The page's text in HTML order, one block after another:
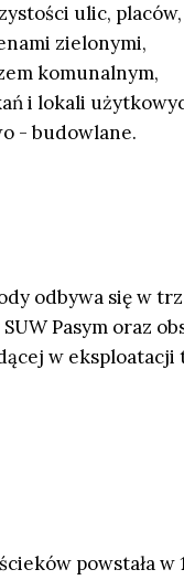
powstała w
się w
Pasym oraz
w eksploatacji
ulic,
zielonymi,
komunalnym,
i lokali
- budowlane.